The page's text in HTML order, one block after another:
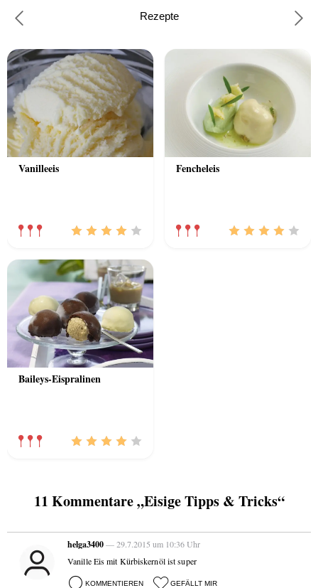
Rezepte
Vanilleeis Fencheleis
Baileys-Eispralinen
11 Kommentare „Eisige Tipps & Tricks“
helga3400— 29.7.2015 um 10:36 Uhr
Vanille Eis mit Kürbiskernöl ist super
KOMMENTIEREN GEFÄLLT MIR